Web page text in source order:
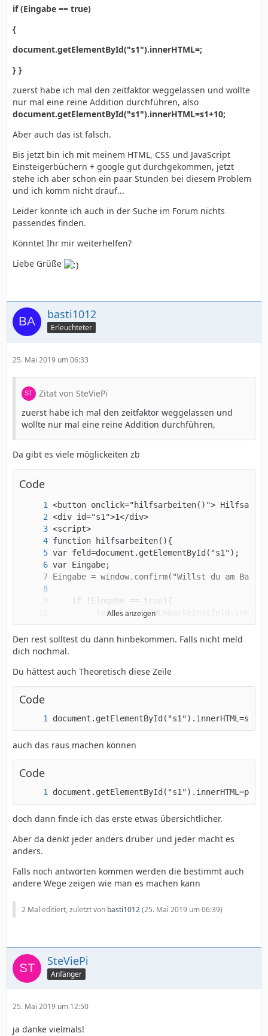
if (Eingabe == true)
{
document.getElementById("s1").innerHTML=;
} }
zuerst habe ich mal den zeitfaktor weggelassen und wollte
nur mal eine reine Addition durchführen, also
document.getElementById("s1").innerHTML=s1+10;
Aber auch das ist falsch.
Bis jetzt bin ich mit meinem HTML, CSS und JavaScript
Einsteigerbüchern + google gut durchgekommen, jetzt
stehe ich aber schon ein paar Stunden bei diesem Problem
und ich komm nicht drauf...
Leider konnte ich auch in der Suche im Forum nichts
passendes finden.
Könntet Ihr mir weiterhelfen?
Liebe Grüße
basti1012
Erleuchteter
25. Mai 2019 um 06:33
Zitat von SteViePi
zuerst habe ich mal den zeitfaktor weggelassen und
wollte nur mal eine reine Addition durchführen,
Da gibt es viele möglickeiten zb
Code
</script>
Alles anzeigen
Den rest solltest du dann hinbekommen. Falls nicht meld
dich nochmal.
Du hättest auch Theoretisch diese Zeile
Code
auch das raus machen können
Code
doch dann finde ich das erste etwas übersichtlicher.
Aber da denkt jeder anders drüber und jeder macht es
anders.
Falls noch antworten kommen werden die bestimmt auch
andere Wege zeigen wie man es machen kann
2 Mal editiert, zuletzt von basti1012(25. Mai 2019 um 06:39)
SteViePi
Anfänger
25. Mai 2019 um 12:50
ja danke vielmals!